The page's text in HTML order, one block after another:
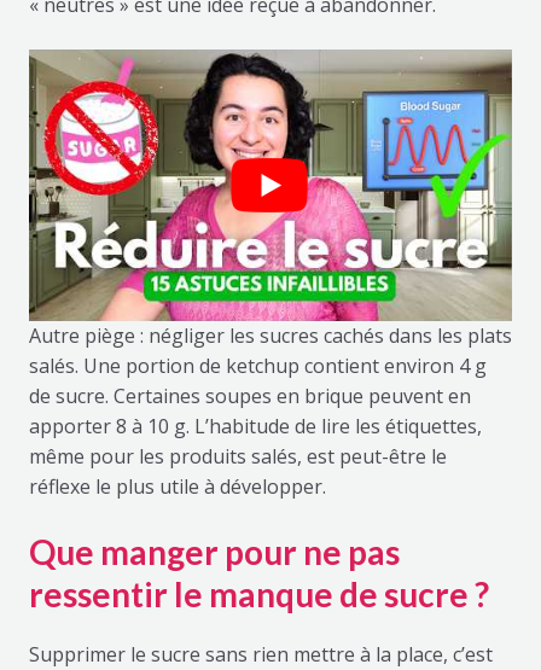
Autre piège : négliger les sucres cachés dans les plats
salés. Une portion de ketchup contient environ 4 g
de sucre. Certaines soupes en brique peuvent en
apporter 8 à 10 g. L’habitude de lire les étiquettes,
même pour les produits salés, est peut-être le
réflexe le plus utile à développer.
Que manger pour ne pas
ressentir le manque de sucre ?
Supprimer le sucre sans rien mettre à la place, c’est